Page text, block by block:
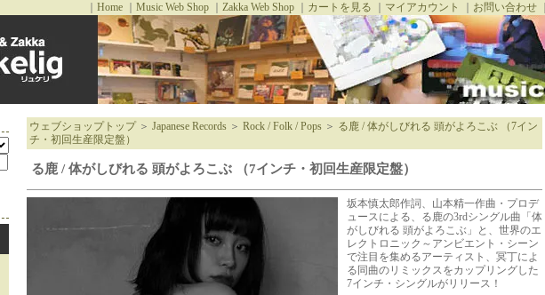
Home｜ Music Web Shop｜ Zakka Web Shop｜ カートを見る マイアカウント お問い合わせ｜
ウェブショップトップ＞ Japanese Records＞ Rock / Folk / Pops＞ る鹿 / 体がしびれる 頭がよろこぶ （7イン
チ・初回生産限定盤）
る鹿 / 体がしびれる 頭がよろこぶ （7インチ・初回生産限定盤）
坂本慎太郎作詞、山本精一作曲・プロデ
ュースによる、る鹿の3rdシングル曲「体
がしびれる 頭がよろこぶ」と、世界のエ
レクトロニック～アンビエント・シーン
で注目を集めるアーティスト、冥丁によ
る同曲のリミックスをカップリングした
7インチ・シングルがリリース！